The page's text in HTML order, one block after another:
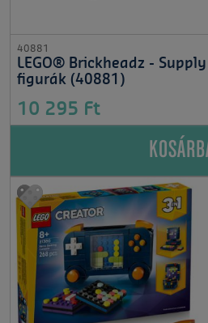
40881
LEGO® Brickheadz -
figurák (40881)
10 295 Ft